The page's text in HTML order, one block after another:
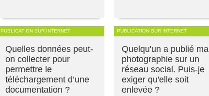
PUBLICATION SUR INTERNET
Quelles données peut-
on collecter pour
permettre le
téléchargement d’une
documentation ?
PUBLICATION SUR INTERNET
Quelqu'un a publié ma
photographie sur un
réseau social. Puis-je
exiger qu'elle soit
enlevée ?